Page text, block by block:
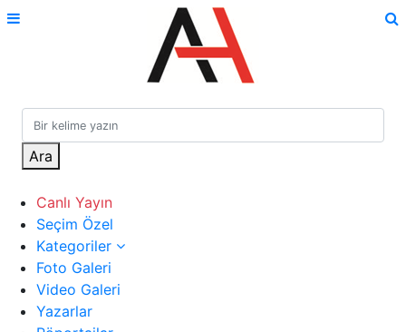
Ara
Canlı Yayın
Seçim Özel
Kategoriler
Foto Galeri
Video Galeri
Yazarlar